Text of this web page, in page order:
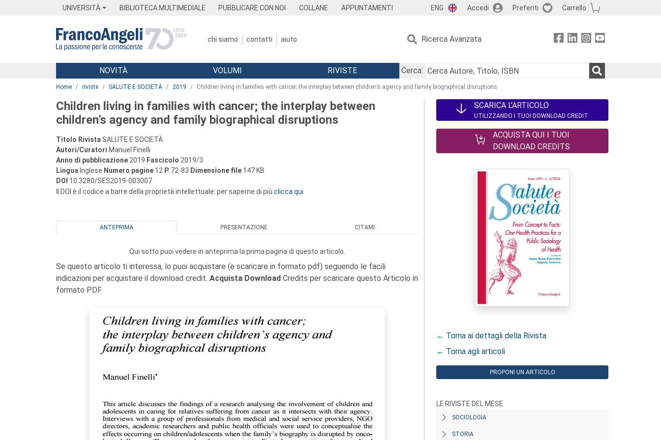
UNIVERSITÀ BIBLIOTECA MULTIMEDIALE PUBBLICARE CON NOI COLLANE APPUNTAMENTI ENG Accedi Preferiti Carrello
chi siamo contatti aiuto Ricerca Avanzata
Menu
NOVITÀ VOLUMI RIVISTE
Cerca:
Home riviste SALUTE E SOCIETÀ 2019 Children living in families with cancer; the interplay between children’s agency and family biographical disruptions
Children living in families with cancer; the interplay between
children’s agency and family biographical disruptions
Titolo Rivista SALUTE E SOCIETÀ
Autori/Curatori Manuel Finelli
Anno di pubblicazione 2019 Fascicolo 2019/3
Lingua Inglese Numero pagine 12 P. 72-83 Dimensione file 147 KB
DOI 10.3280/SES2019-003007
Il DOI è il codice a barre della proprietà intellettuale: per saperne di più clicca qui
ANTEPRIMA PRESENTAZIONE CITAMI
Qui sotto puoi vedere in anteprima la prima pagina di questo articolo.
Se questo articolo ti interessa, lo puoi acquistare (e scaricare in formato pdf) seguendo le facili
indicazioni per acquistare il download credit. Acquista Download Credits per scaricare questo Articolo in
formato PDF
SCARICA L'ARTICOLO
UTILIZZANDO I TUOI DOWNLOAD CREDIT
ACQUISTA QUI I TUOI
DOWNLOAD CREDITS
← Torna ai dettagli della Rivista
← Torna agli articoli
PROPONI UN ARTICOLO
LE RIVISTE DEL MESE
SOCIOLOGIA
STORIA